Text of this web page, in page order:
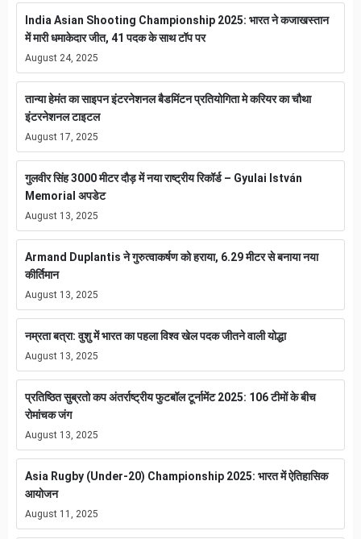
India Asian Shooting Championship 2025: भारत ने कजाखस्तान
में मारी धमाकेदार जीत, 41 पदक के साथ टॉप पर
August 24, 2025
तान्या हेमंत का साइपन इंटरनेशनल बैडमिंटन प्रतियोगिता मे करियर का चौथा
इंटरनेशनल टाइटल
August 17, 2025
गुलवीर सिंह 3000 मीटर दौड़ में नया राष्ट्रीय रिकॉर्ड – Gyulai István
Memorial अपडेट
August 13, 2025
Armand Duplantis ने गुरुत्वाकर्षण को हराया, 6.29 मीटर से बनाया नया
कीर्तिमान
August 13, 2025
नम्रता बत्रा: वुशु में भारत का पहला विश्व खेल पदक जीतने वाली योद्धा
August 13, 2025
प्रतिष्ठित सुब्रतो कप अंतर्राष्ट्रीय फुटबॉल टूर्नामेंट 2025: 106 टीमों के बीच
रोमांचक जंग
August 13, 2025
Asia Rugby (Under-20) Championship 2025: भारत में ऐतिहासिक
आयोजन
August 11, 2025